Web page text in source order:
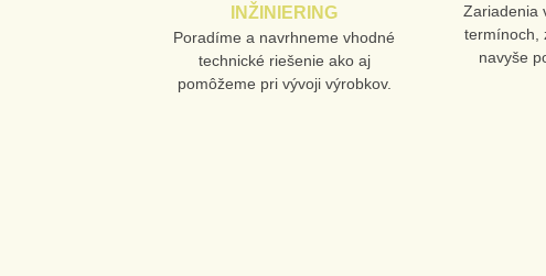
INŽINIERING
Poradíme a navrhneme vhodné
technické riešenie ako aj
pomôžeme pri vývoji výrobkov.
Zariadenia
termínoch,
navyše